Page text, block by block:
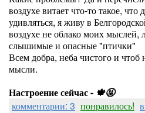
воздухе витает что-то такое,
удивляться, я живу в
воздухе не облако моих
слышимые и опасные "птички"
Всем добра, неба чистого и
мысли.
Настроение сейчас - 🍁🤬
комментарии: 3 понравилось!